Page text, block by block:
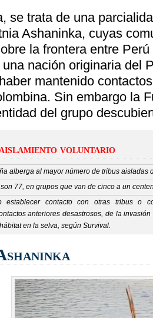
se trata de una
Ashaninka, cuyas
la frontera entre
nación originaria del
mantenido
Sin embargo la
del grupo
voluntario
alberga al mayor número de tribus aisladas
77, en grupos que van de cinco a un
establecer contacto con otras tribus o
anteriores desastrosos, de la
en la selva, según Survival.